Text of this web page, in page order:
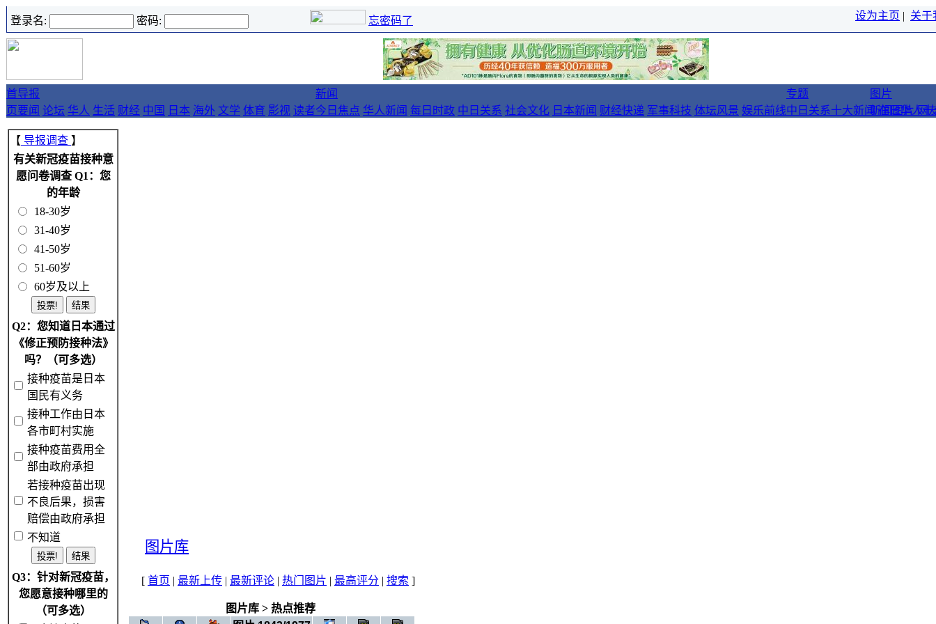
登录名: 密码: 忘密码了 设为主页 | 关于
首
页
导报
要闻 论坛 华人 生活 财经 中国 日本 海外 文学 体育 影视 读者
新闻
今日焦点 华人新闻 每日时政 中日关系 社会文化 日本新闻 财经快递 军事科技 体坛风景 娱乐前线
专题
中日关系十大新闻 在日华人
图片
新闻图片 网
【 导报调查 】
有关新冠疫苗接种意
愿问卷调查 Q1：您
的年龄
18-30岁
31-40岁
41-50岁
51-60岁
60岁及以上
Q2：您知道日本通过
《修正预防接种法》
吗？（可多选）
接种疫苗是日本
国民有义务
接种工作由日本
各市町村实施
接种疫苗费用全
部由政府承担
若接种疫苗出现
不良后果，损害
赔偿由政府承担
不知道
Q3：针对新冠疫苗，
您愿意接种哪里的
（可多选）
图片库
[ 首页 | 最新上传 | 最新评论 | 热门图片 | 最高评分 | 搜索 ]
图片库> 热点推荐